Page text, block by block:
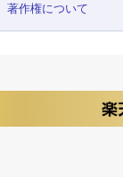
著作権について